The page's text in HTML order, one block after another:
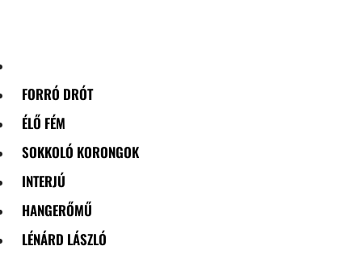
FORRÓ DRÓT
ÉLŐ FÉM
SOKKOLÓ KORONGOK
INTERJÚ
HANGERŐMŰ
LÉNÁRD LÁSZLÓ